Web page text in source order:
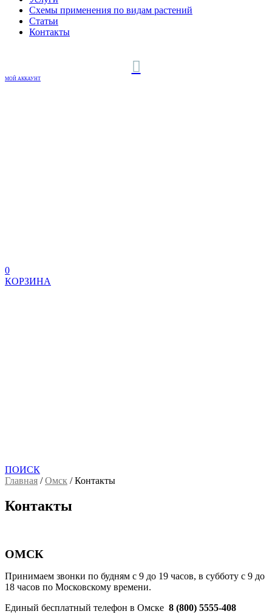
Схемы применения по видам растений
Статьи
Контакты
МОЙ АККАУНТ
0
КОРЗИНА
ПОИСК
Главная /Омск /Контакты
Контакты
ОМСК
Принимаем звонки по будням с 9 до 19 часов, в субботу с 9 до
18 часов по Московскому времени.
Единый бесплатный телефон в Омске 8 (800) 5555-408